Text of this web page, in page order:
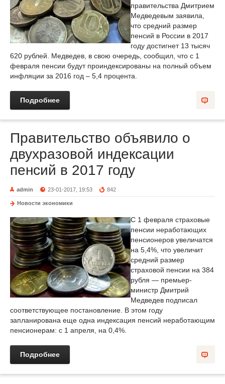
правительства Дмитрием
Медведевым заявила,
что средний размер
пенсий в России в 2017
году достигнет 13 тысяч
620 рублей. Медведев, в свою очередь, сообщил, что с 1
февраля пенсии будут проиндексированы на полный объем
инфляции за 2016 год – 5,4 процента.
Подробнее
Правительство объявило о
двухразовой индексации
пенсий в 2017 году
admin 23-01-2017, 19:53 842
Новости экономики
С 1 февраля страховые
пенсии неработающих
пенсионеров увеличатся
на 5,4%, что увеличит
средний размер
страховой пенсии на 384
рубля — премьер-
министр Дмитрий
Медведев подписал
соответствующее постановление. В этом году
запланирована еще одна индексация пенсий неработающим
пенсионерам: с 1 апреля, на 0,4%.
Подробнее